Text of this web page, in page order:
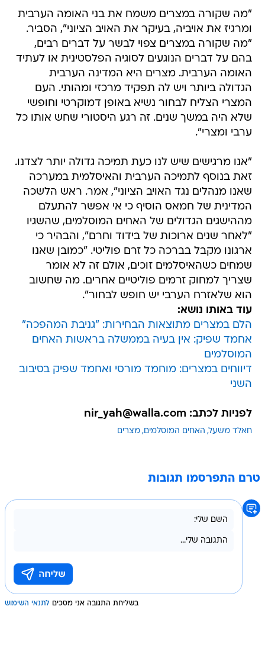
"מה שקורה במצרים משמח את בני האומה הערבית
ומרגיז את אויביה, בעיקר את האויב הציוני", הסביר.
"מה שקורה במצרים צפוי לבשר על דברים רבים,
בהם על דברים הנוגעים לסוגיה הפלסטינית או לעתיד
האומה הערבית. מצרים היא המדינה הערבית
הגדולה ביותר ויש לה תפקיד מרכזי ומהותי. העם
המצרי הצליח לבחור נשיא באופן דמוקרטי וחופשי
שלא היה במשך שנים. זה רגע היסטורי שחש אותו כל
ערבי ומצרי".
"אנו מרגישים שיש לנו כעת תמיכה גדולה יותר לצדנו.
זאת בנוסף לתמיכה הערבית והאיסלמית במערכה
שאנו מנהלים נגד האויב הציוני", אמר. ראש הלשכה
המדינית של חמאס הוסיף כי אי אפשר להתעלם
מההישגים הגדולים של האחים המוסלמים, שהשגיו
"לאחר שנים ארוכות של בידוד וחרם", והבהיר כי
ארגונו מקבל בברכה כל זרם פוליטי. "כמובן שאנו
שמחים כשהאיסלמים זוכים, אולם זה לא אומר
שצריך למחוק זרמים פוליטיים אחרים. מה שחשוב
הוא שלאזרח הערבי יש חופש לבחור".
עוד באותו נושא:
הלם במצרים מתוצאות הבחירות: "גניבת המהפכה"
אחמד שפיק: אין בעיה בממשלה בראשות האחים
המוסלמים
דיווחים במצרים: מוחמד מורסי ואחמד שפיק בסיבוב
השני
לפניות לכתב: nir_yah@walla.com
חאלד משעל האחים המוסלמים מצרים
טרם התפרסמו תגובות
בשליחת התגובה אני מסכים לתנאי השימוש